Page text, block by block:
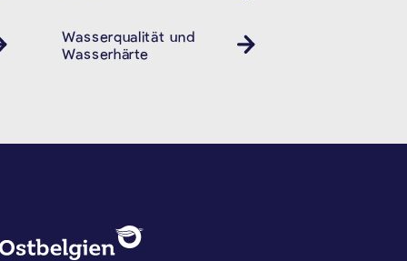
Wasserqualität und
Wasserhärte
DATENSCHUTZ, IMPRESSUM